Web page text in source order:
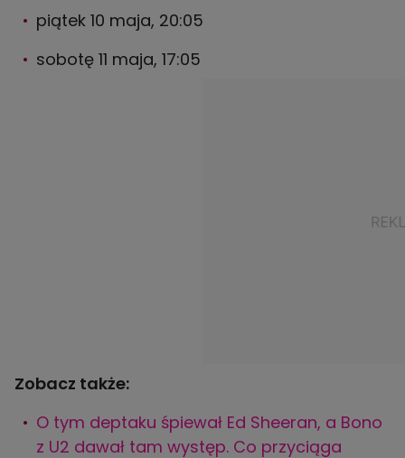
piątek 10 maja, 20:05
sobotę 11 maja, 17:05
Zobacz także:
O tym deptaku śpiewał Ed Sheeran, a Bono
z U2 dawał tam występ. Co przyciąga